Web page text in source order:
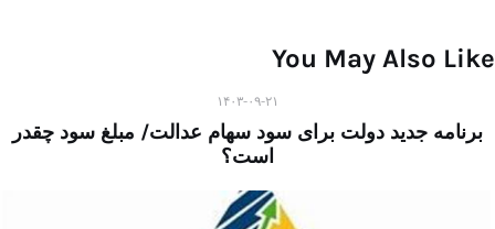
You May Also Like
۱۴۰۳-۰۹-۲۱
برنامه جدید دولت برای سود سهام عدالت/ مبلغ سود چقدر
است؟